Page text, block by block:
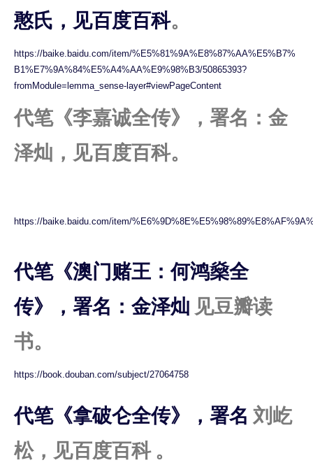
憨氏，见百度百科。
https://baike.baidu.com/item/%E5%81%9A%E8%87%AA%E5%B7%
B1%E7%9A%84%E5%A4%AA%E9%98%B3/50865393?
fromModule=lemma_sense-layer#viewPageContent
代笔《李嘉诚全传》，署名：金
泽灿，见百度百科。
https://baike.baidu.com/item/
代笔《澳门赌王：何鸿燊全
传》，署名：金泽灿见豆瓣读
书。
https://book.douban.com/subject/27064758
代笔《拿破仑全传》，署名 刘屹
松，见百度百科 。